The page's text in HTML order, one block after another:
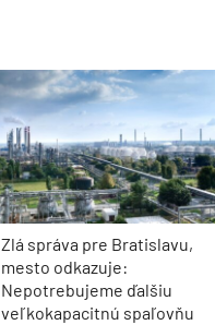
Zlá správa pre Bratislavu,
mesto odkazuje:
Nepotrebujeme ďalšiu
veľkokapacitnú spaľovňu